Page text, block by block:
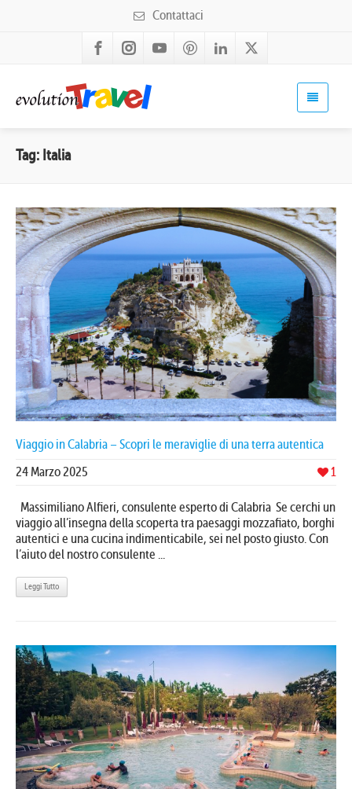
Contattaci
Tag: Italia
Viaggio in Calabria – Scopri le meraviglie di una terra autentica
1
24 Marzo 2025
Massimiliano Alfieri, consulente esperto di Calabria Se cerchi un
viaggio all’insegna della scoperta tra paesaggi mozzafiato, borghi
autentici e una cucina indimenticabile, sei nel posto giusto. Con
l’aiuto del nostro consulente ...
Leggi Tutto